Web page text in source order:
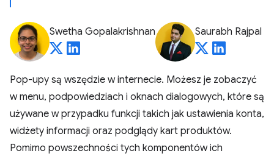
Swetha Gopalakrishnan Saurabh Rajpal
Pop-upy są wszędzie w internecie. Możesz je zobaczyć
w menu, podpowiedziach i oknach dialogowych, które są
używane w przypadku funkcji takich jak ustawienia konta,
widżety informacji oraz podglądy kart produktów.
Pomimo powszechności tych komponentów ich